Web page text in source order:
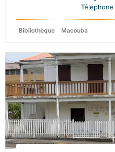
Téléphone
Bibliothèque Macouba